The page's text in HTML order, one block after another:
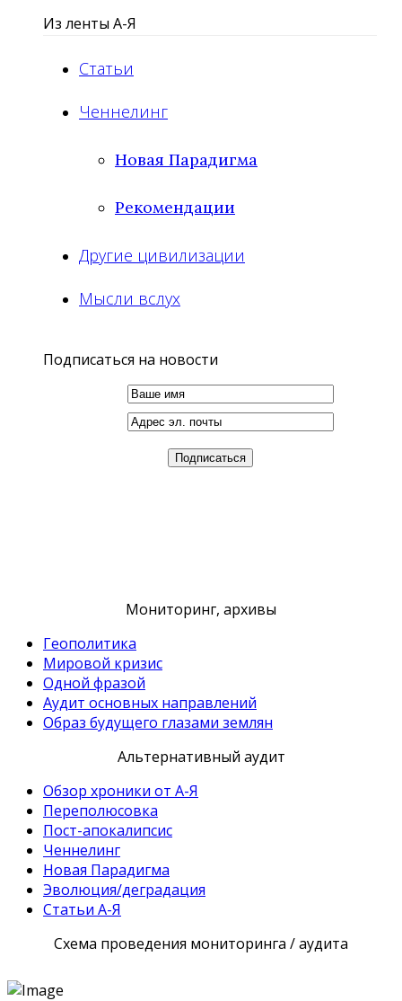
Из ленты А-Я
Статьи
Ченнелинг
Новая Парадигма
Рекомендации
Другие цивилизации
Мысли вслух
Подписаться на новости
Мониторинг, архивы
Геополитика
Мировой кризис
Одной фразой
Аудит основных направлений
Образ будущего глазами землян
Альтернативный аудит
Обзор хроники от А-Я
Переполюсовка
Пост-апокалипсис
Ченнелинг
Новая Парадигма
Эволюция/деградация
Статьи А-Я
Схема проведения мониторинга / аудита